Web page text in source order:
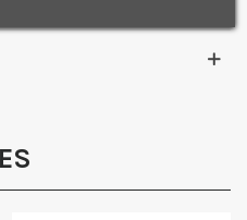
de la part de la marque.